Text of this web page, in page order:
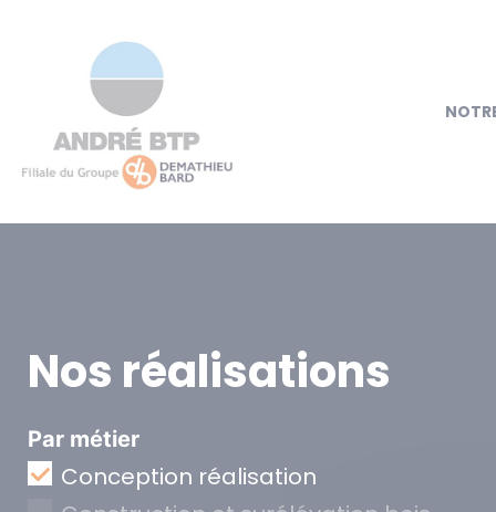
Nos réalisations
Par métier
Conception réalisation